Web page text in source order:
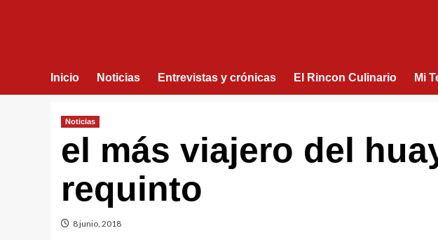
Inicio Noticias Entrevistas y crónicas El Rincon Culinario Mi
Noticias
el más viajero del
requinto
8 junio, 2018